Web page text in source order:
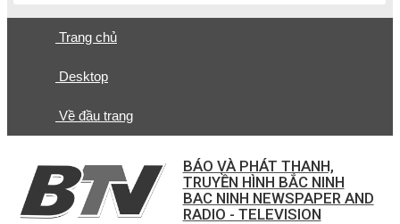
Trang chủ
Desktop
Về đầu trang
BÁO VÀ PHÁT THANH,
TRUYỀN HÌNH BẮC NINH
BAC NINH NEWSPAPER AND
RADIO - TELEVISION